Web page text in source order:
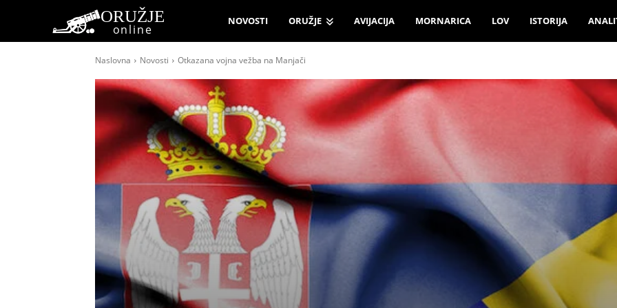
ORUŽJE
online
NOVOSTI ORUŽJE AVIJACIJA MORNARICA LOV ISTORIJA
Naslovna Novosti Otkazana vojna vežba na Manjači